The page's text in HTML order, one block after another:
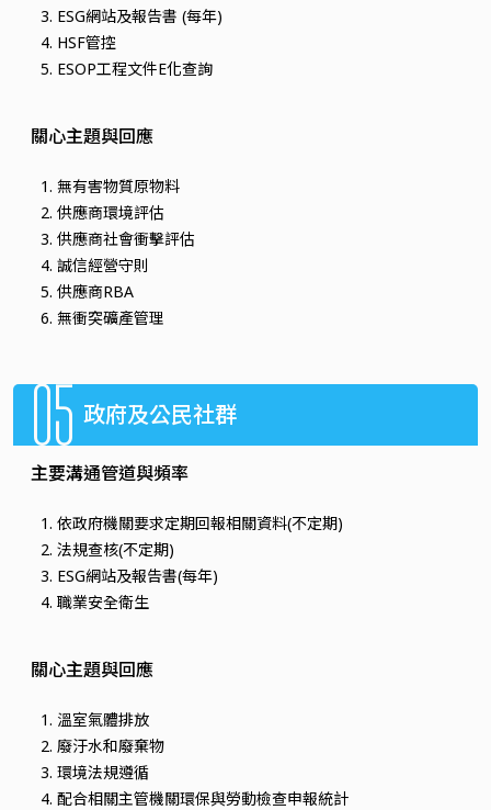
ESG網站及報告書 (每年)
HSF管控
ESOP工程文件E化查詢
關心主題與回應
無有害物質原物料
供應商環境評估
供應商社會衝擊評估
誠信經營守則
供應商RBA
無衝突礦產管理
05 政府及公民社群
主要溝通管道與頻率
依政府機關要求定期回報相關資料(不定期)
法規查核(不定期)
ESG網站及報告書(每年)
職業安全衛生
關心主題與回應
溫室氣體排放
廢汙水和廢棄物
環境法規遵循
配合相關主管機關環保與勞動檢查申報統計